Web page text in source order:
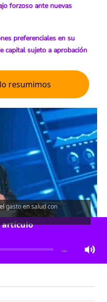
forzoso ante nuevas
preferenciales en su
capital sujeto a aprobación
resumimos
gasto en salud con
artículo
…